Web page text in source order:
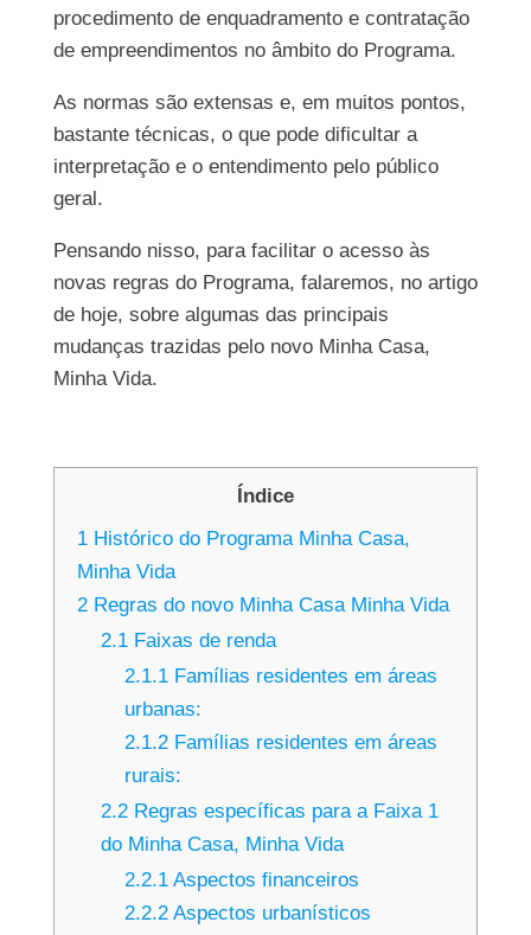
procedimento de enquadramento e contratação
de empreendimentos no âmbito do Programa.
As normas são extensas e, em muitos pontos,
bastante técnicas, o que pode dificultar a
interpretação e o entendimento pelo público
geral.
Pensando nisso, para facilitar o acesso às
novas regras do Programa, falaremos, no artigo
de hoje, sobre algumas das principais
mudanças trazidas pelo novo Minha Casa,
Minha Vida.
Índice
1 Histórico do Programa Minha Casa,
Minha Vida
2 Regras do novo Minha Casa Minha Vida
2.1 Faixas de renda
2.1.1 Famílias residentes em áreas
urbanas:
2.1.2 Famílias residentes em áreas
rurais:
2.2 Regras específicas para a Faixa 1
do Minha Casa, Minha Vida
2.2.1 Aspectos financeiros
2.2.2 Aspectos urbanísticos